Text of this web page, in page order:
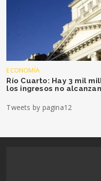
ECONOMÍA
Río Cuarto: Hay 3 mil
los ingresos no alcanzan
Tweets by pagina12